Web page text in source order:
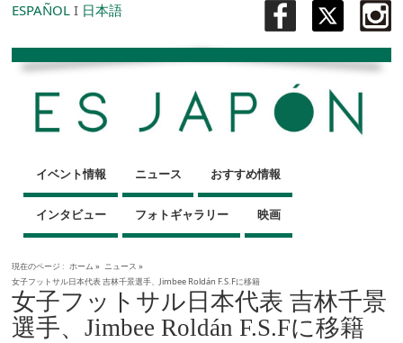
ESPAÑOL I 日本語
イベント情報 ニュース おすすめ情報
インタビュー フォトギャラリー 映画
現在のページ : ホーム » ニュース »
女子フットサル日本代表 吉林千景選手、Jimbee Roldán F.S.Fに移籍
女子フットサル日本代表 吉林千景
選手、Jimbee Roldán F.S.Fに移籍